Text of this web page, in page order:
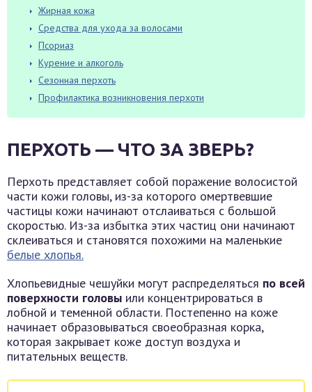
Жирная кожа
Средства для ухода за волосами
Псориаз
Курение и алкоголь
Сезонная перхоть
Профилактика возникновения перхоти
ПЕРХОТЬ — ЧТО ЗА ЗВЕРЬ?
Перхоть представляет собой поражение волосистой
части кожи головы, из-за которого омертвевшие
частицы кожи начинают отслаиваться с большой
скоростью. Из-за избытка этих частиц они начинают
склеиваться и становятся похожими на маленькие
белые хлопья.
Хлопьевидные чешуйки могут распределяться по всей
поверхности головы или концентрироваться в
лобной и теменной области. Постепенно на коже
начинает образовываться своеобразная корка,
которая закрывает коже доступ воздуха и
питательных веществ.